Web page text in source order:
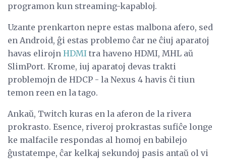
programon kun streaming-kapabloj.
Uzante prenkarton nepre estas malbona afero, sed
en Android, ĝi estas problemo ĉar ne ĉiuj aparatoj
havas elirojn HDMI tra haveno HDMI, MHL aŭ
SlimPort. Krome, iuj aparatoj devas trakti
problemojn de HDCP - la Nexus 4 havis ĉi tiun
temon reen en la tago.
Ankaŭ, Twitch kuras en la aferon de la rivera
prokrasto. Esence, riveroj prokrastas sufiĉe longe
ke malfacile respondas al homoj en babilejo
ĝustatempe, ĉar kelkaj sekundoj pasis antaŭ ol vi